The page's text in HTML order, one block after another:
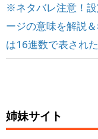
※ネタバレ注意！
ージの意味を解説
は16進数で表され
姉妹サイト